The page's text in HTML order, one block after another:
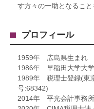
す方々の一助となること
プロフィール
1959年 広島県生まれ
1986年 早稲田大学大
1989年 税理士登録(東
号:68342)
2014年 平光会計事務